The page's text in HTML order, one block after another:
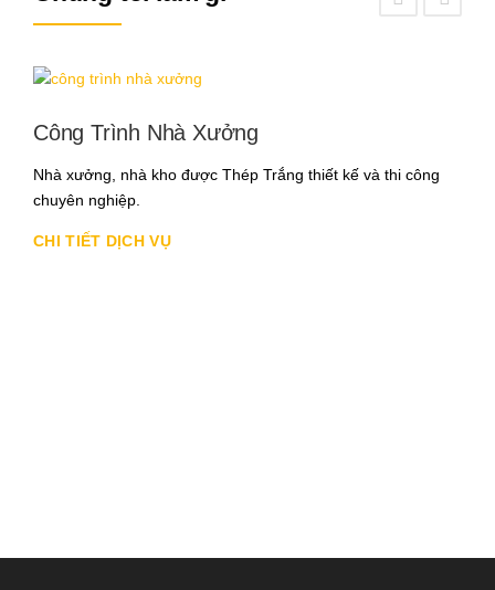
Công Trình Nhà Xưởng
Nhà xưởng, nhà kho được Thép Trắng thiết kế và thi công
chuyên nghiệp.
CHI TIẾT DỊCH VỤ